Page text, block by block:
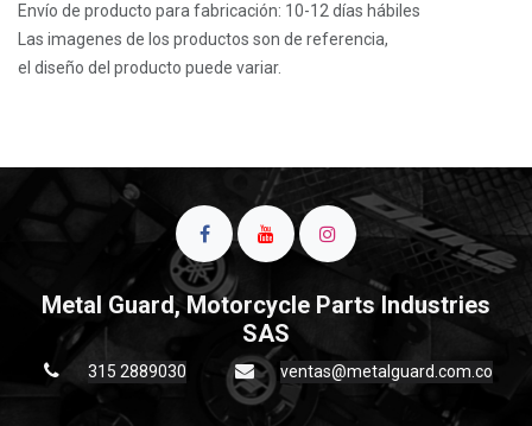
Envío de producto para fabricación: 10-12 días hábiles
Las imagenes de los productos son de referencia,
el diseño del producto puede variar.
Metal Guard, Motorcycle Parts Industries
SAS
315 2889030 ventas@metalguard.com.co